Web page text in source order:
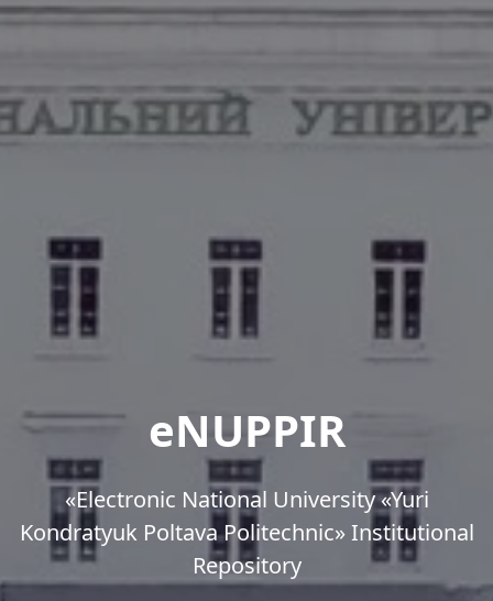
eNUPPIR
«Еlectronic National University «Yuri
Kondratyuk Poltava Politechnic» Institutional
Repository